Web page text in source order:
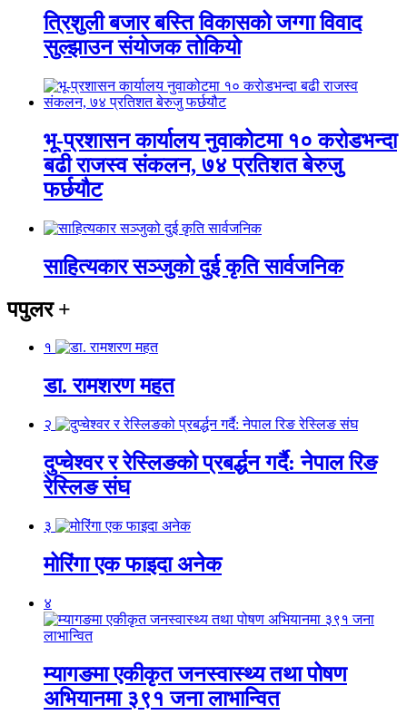
त्रिशुली बजार बस्ति विकासको जग्गा विवाद
सुल्झाउन संयोजक तोकियो
भू-प्रशासन कार्यालय नुवाकोटमा १० करोडभन्दा
बढी राजस्व संकलन, ७४ प्रतिशत बेरुजु
फर्छयौट
साहित्यकार सञ्जुको दुई कृति सार्वजनिक
पपुलर+
१
डा. रामशरण महत
२
दुप्चेश्वर र रेस्लिङको प्रबर्द्धन गर्दै: नेपाल रिङ
रेस्लिङ संघ
३
मोरिंगा एक फाइदा अनेक
४
म्यागङमा एकीकृत जनस्वास्थ्य तथा पोषण
अभियानमा ३९१ जना लाभान्वित